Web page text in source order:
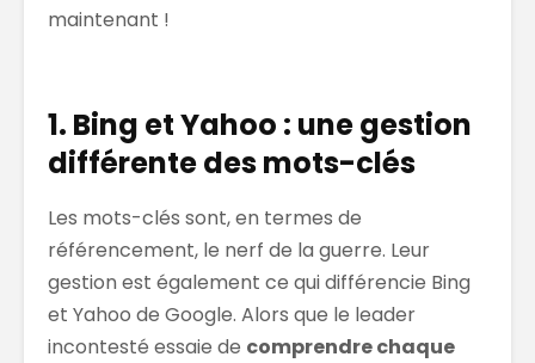
maintenant !
1. Bing et Yahoo : une gestion
différente des mots-clés
Les mots-clés sont, en termes de
référencement, le nerf de la guerre. Leur
gestion est également ce qui différencie Bing
et Yahoo de Google. Alors que le leader
incontesté essaie de comprendre chaque